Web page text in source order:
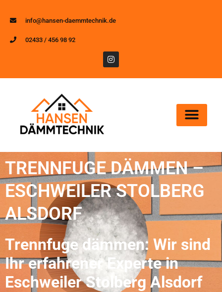
info@hansen-daemmtechnik.de
02433 / 456 98 92
TRENNFUGE DÄMMEN –
ESCHWEILER STOLBERG
ALSDORF
Trennfuge dämmen: Wir sind
Ihr erfahrener Experte in
Eschweiler Stolberg Alsdorf